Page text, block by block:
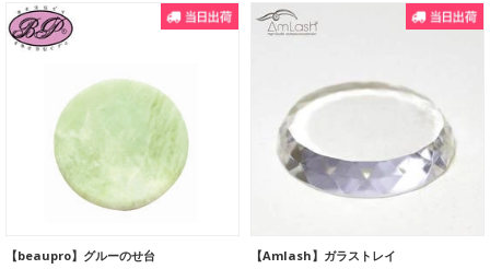
【beaupro】グルーのせ台 【Amlash】ガラストレイ